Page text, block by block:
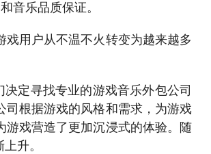
音乐品质保证。
用户从不温不火转变为越来越多
定寻找专业的游戏音乐外包公司
根据游戏的风格和需求，为游戏
戏营造了更加沉浸式的体验。随
升。